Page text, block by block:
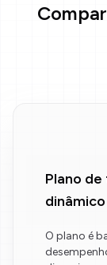
Plano
dinâmico
O plano é